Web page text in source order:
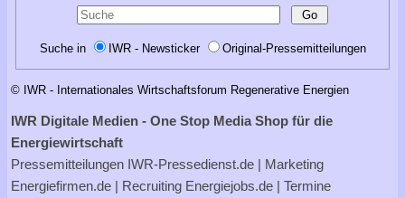
Suche in IWR - Newsticker Original-Pressemitteilungen
© IWR - Internationales Wirtschaftsforum Regenerative Energien
IWR Digitale Medien - One Stop Media Shop für die
Energiewirtschaft
Pressemitteilungen IWR-Pressedienst.de | Marketing
Energiefirmen.de | Recruiting Energiejobs.de | Termine